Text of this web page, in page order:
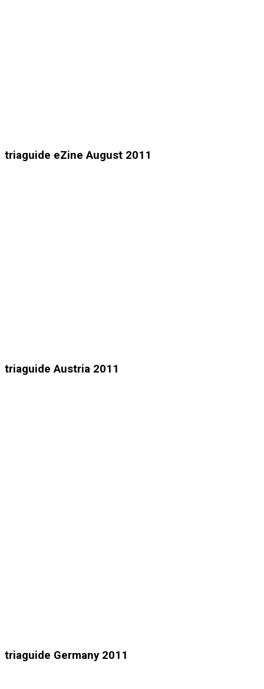
triaguide eZine August 2011
triaguide Austria 2011
triaguide Germany 2011